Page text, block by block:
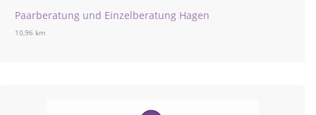
Paarberatung und Einzelberatung Hagen
10,96 km